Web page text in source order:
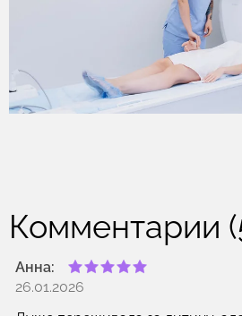
Комментарии
Анна:
26.01.2026